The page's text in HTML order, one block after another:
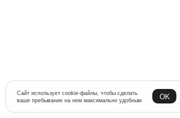
Сайт использует cookie-файлы, чтобы сделать
ваше пребывание на нем максимально удобным
OK